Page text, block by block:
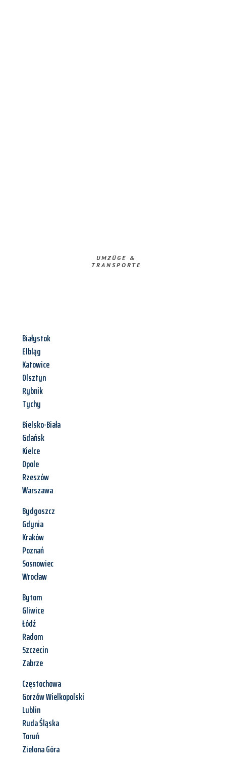
UMZÜGE &
TRANSPORTE
Białystok
Elbląg
Katowice
Olsztyn
Rybnik
Tychy
Bielsko-Biała
Gdańsk
Kielce
Opole
Rzeszów
Warszawa
Bydgoszcz
Gdynia
Kraków
Poznań
Sosnowiec
Wrocław
Bytom
Gliwice
Łódź
Radom
Szczecin
Zabrze
Częstochowa
Gorzów Wielkopolski
Lublin
Ruda Śląska
Toruń
Zielona Góra